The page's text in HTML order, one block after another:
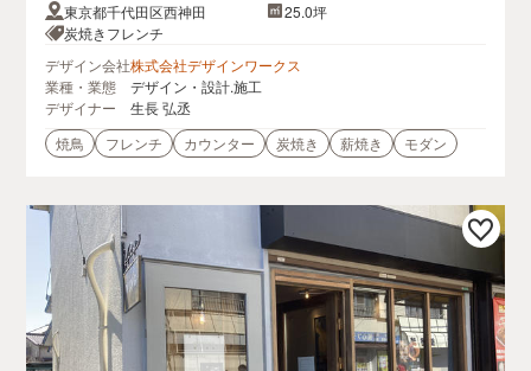
東京都千代田区西神田
25.0坪
炭焼きフレンチ
デザイン会社株式会社デザインワークス
業種・業態
デザイン・設計.施工
デザイナー
生長 弘丞
焼鳥
フレンチ カウンター 炭焼き 薪焼き モダン